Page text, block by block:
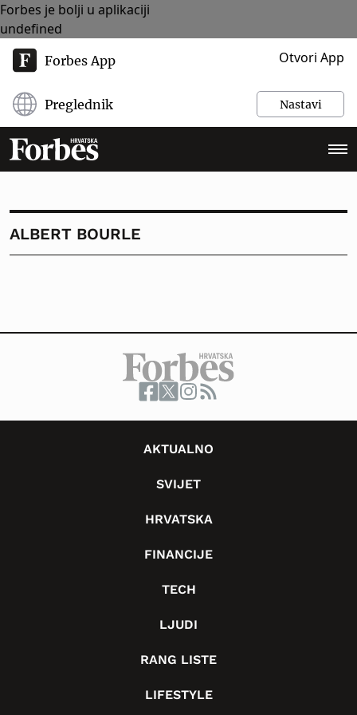
Forbes je bolji u aplikaciji
undefined
Forbes App Otvori App
Preglednik Nastavi
ALBERT BOURLE
AKTUALNO
SVIJET
HRVATSKA
FINANCIJE
TECH
LJUDI
RANG LISTE
LIFESTYLE